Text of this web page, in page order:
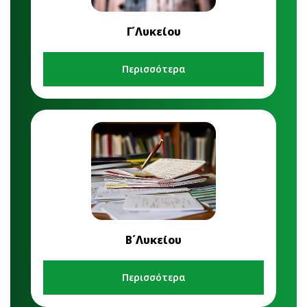
Γ΄Λυκείου
Περισσότερα
Β΄Λυκείου
Περισσότερα